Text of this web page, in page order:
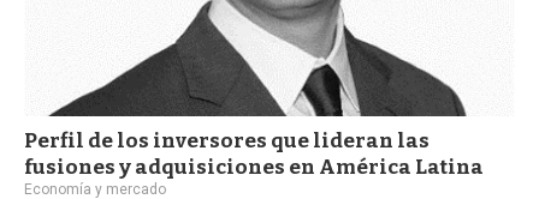
Perfil de los inversores que lideran las
fusiones y adquisiciones en América Latina
Economía y mercado